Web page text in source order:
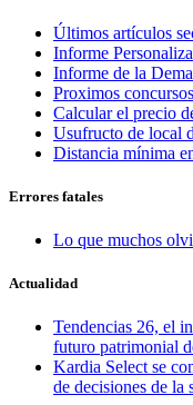
Últimos artículos
Informe
Informe de la
Proximos
Calcular el precio
Usufructo de local
Distancia mínima
Errores fatales
Lo que muchos
Actualidad
Tendencias 26, el
futuro patrimonial
Kardia Select se
de decisiones de la